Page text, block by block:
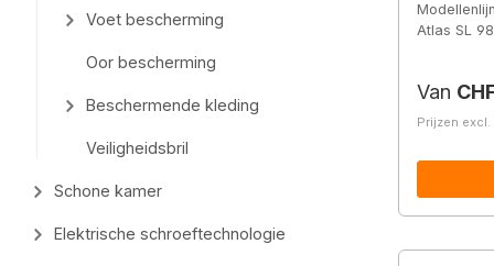
Voet bescherming
Oor bescherming
Beschermende kleding
Veiligheidsbril
Schone kamer
Elektrische schroeftechnologie
Modellenlijn
Atlas SL
Van
Prijzen